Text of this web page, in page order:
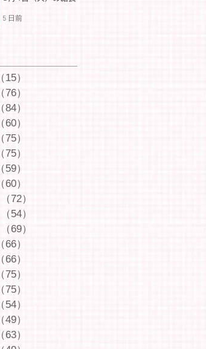
5 日前
（15）
（76）
（84）
（60）
（75）
（75）
（59）
（60）
（72）
（54）
（69）
（66）
（66）
（75）
（75）
（54）
（49）
（63）